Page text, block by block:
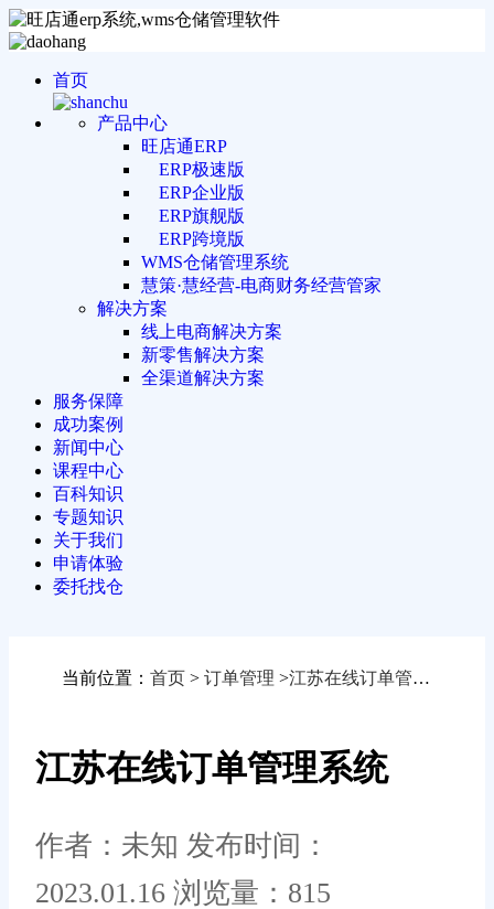
首页
产品中心
旺店通ERP
ERP极速版
ERP企业版
ERP旗舰版
ERP跨境版
WMS仓储管理系统
慧策·慧经营-电商财务经营管家
解决方案
线上电商解决方案
新零售解决方案
全渠道解决方案
服务保障
成功案例
新闻中心
课程中心
百科知识
专题知识
关于我们
申请体验
委托找仓
当前位置： 首页 > 订单管理 >江苏在线订单管理系统
江苏在线订单管理系统
作者：未知 发布时间：
2023.01.16 浏览量：815